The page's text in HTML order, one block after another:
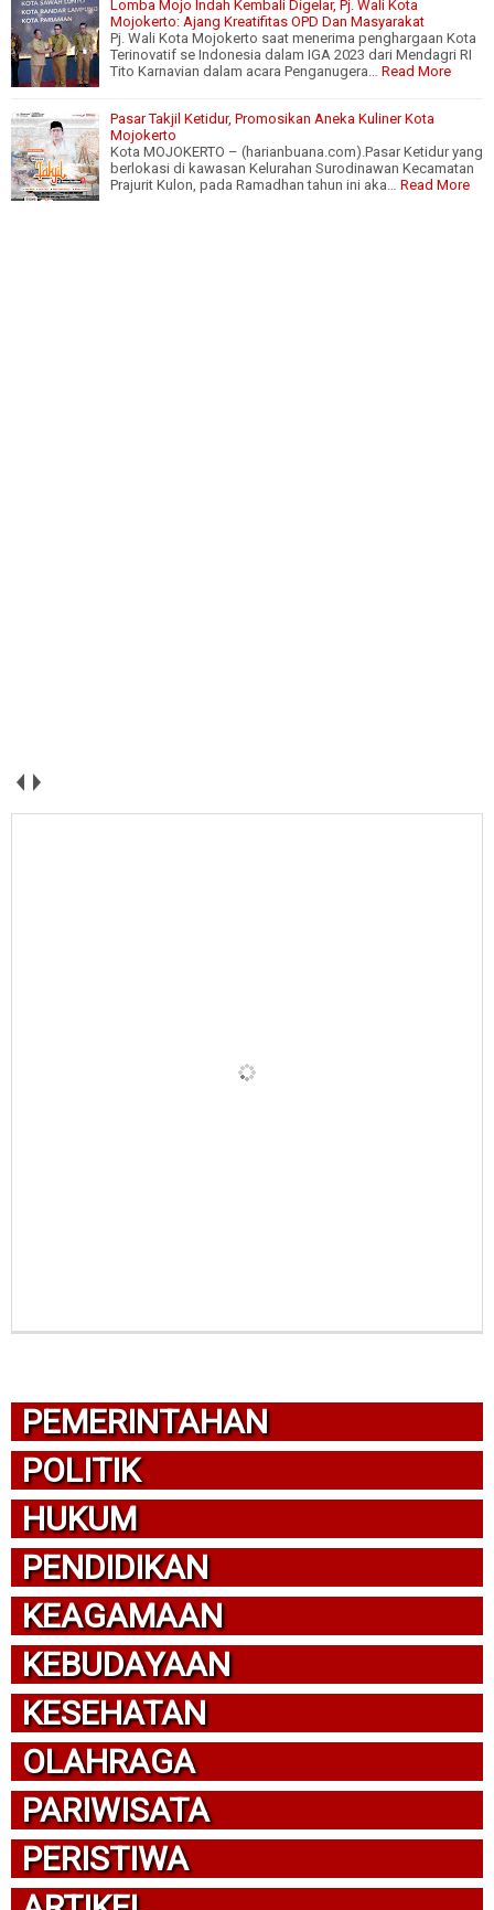
Lomba Mojo Indah Kembali Digelar, Pj. Wali Kota
Mojokerto: Ajang Kreatifitas OPD Dan Masyarakat
Pj. Wali Kota Mojokerto saat menerima penghargaan Kota
Terinovatif se Indonesia dalam IGA 2023 dari Mendagri RI
Tito Karnavian dalam acara Penganugera…
Read More
Pasar Takjil Ketidur, Promosikan Aneka Kuliner Kota
Mojokerto
Kota MOJOKERTO – (harianbuana.com).Pasar Ketidur yang
berlokasi di kawasan Kelurahan Surodinawan Kecamatan
Prajurit Kulon, pada Ramadhan tahun ini aka…
Read More
PEMERINTAHAN
POLITIK
HUKUM
PENDIDIKAN
KEAGAMAAN
KEBUDAYAAN
KESEHATAN
OLAHRAGA
PARIWISATA
PERISTIWA